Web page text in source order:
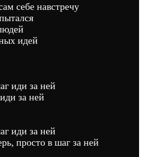
себе навстречу
идей
иди за ней
за ней
иди за ней
просто в шаг за ней